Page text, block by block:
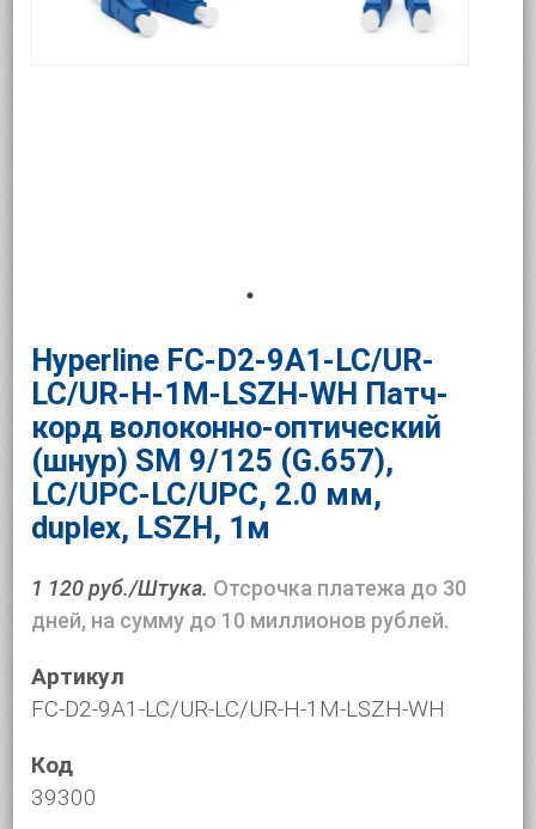
Hyperline FC-D2-9A1-LC/UR-
LC/UR-H-1M-LSZH-WH Патч-
корд волоконно-оптический
(шнур) SM 9/125 (G.657),
LC/UPC-LC/UPC, 2.0 мм,
duplex, LSZH, 1м
1 120 руб./Штука. Отсрочка платежа до 30
дней, на сумму до 10 миллионов рублей.
Артикул
FC-D2-9A1-LC/UR-LC/UR-H-1M-LSZH-WH
Код
39300